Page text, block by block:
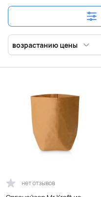
возрастанию цены
нет отзывов